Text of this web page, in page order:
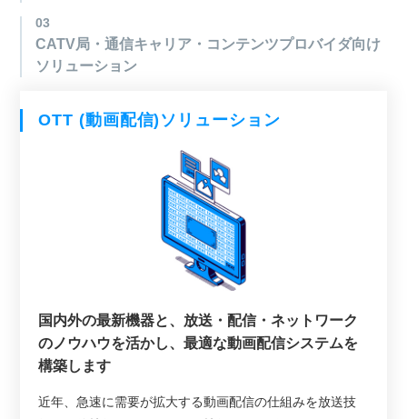
03
CATV局・通信キャリア・コンテンツプロバイダ向け
ソリューション
OTT (動画配信)ソリューション
国内外の最新機器と、放送・配信・ネットワーク
のノウハウを活かし、最適な動画配信システムを
構築します
近年、急速に需要が拡大する動画配信の仕組みを放送技